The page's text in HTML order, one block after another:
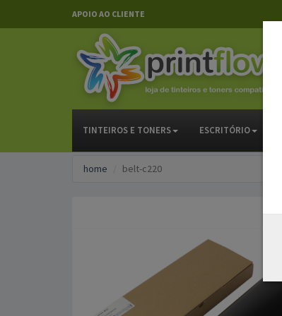
APOIO AO CLIENTE
TINTEIROS E TONERS ESCRITÓRIO
home belt-c220